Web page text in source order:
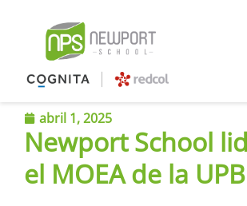
abril 1, 2025
Newport School
el MOEA de la UPB